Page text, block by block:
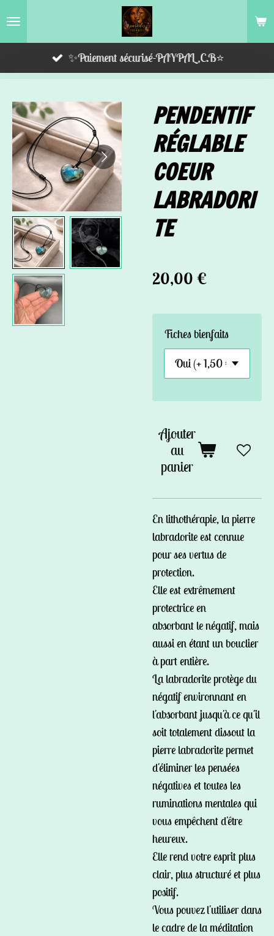
Passer
✨Paiement sécurisé-PAYPAL,C.B⭐️
PENDENTIF
RÉGLABLE
COEUR
LABRADORI
TE
20,00 €
Fiches bienfaits
Ajouter
au
panier
En lithothérapie, la pierre
labradorite est connue
pour ses vertus de
protection.
Elle est extrêmement
protectrice en
absorbant le négatif, mais
aussi en étant un bouclier
à part entière.
La labradorite protège du
négatif environnant en
l'absorbant jusqu'à ce qu'il
soit totalement dissout la
pierre labradorite permet
d'éliminer les pensées
négatives et toutes les
ruminations mentales qui
vous empêchent d'être
heureux.
Elle rend votre esprit plus
clair, plus structuré et plus
positif.
Vous pouvez l'utiliser dans
le cadre de la méditation